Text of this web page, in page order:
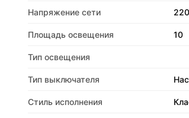
Напряжение сети
Площадь освещения 10
Тип освещения
Тип выключателя
Стиль исполнения